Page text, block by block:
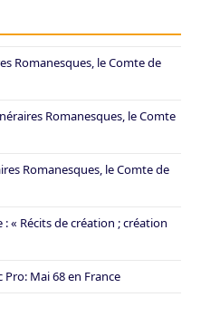
Romanesques, le Comte de
Romanesques, le Comte
Romanesques, le Comte de
: « Récits de création ; création
Pro: Mai 68 en France